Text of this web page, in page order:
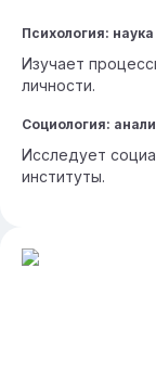
Психология:
Изучает
личности.
Социология:
Исследует
институты.